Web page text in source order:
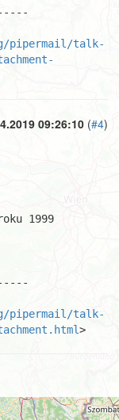
pipermail/talk-
09:26:10 (#4)
1999
pipermail/talk-
>